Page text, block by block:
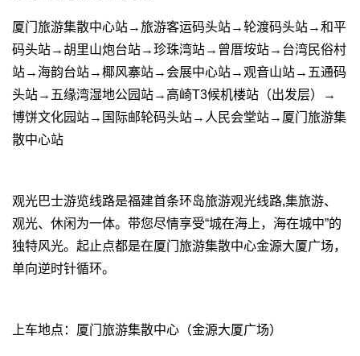
厦门旅游集散中心站→旅游客运码头站→轮渡码头站→和平
码头站→胡里山炮台站→珍珠湾站→曾厝垵站→台湾民俗村
站→海韵台站→椰风寨站→会展中心站→观音山站→五通码
头站→五缘湾湿地公园站→高崎T3候机楼站（出发层）→
博饼文化园站→国际邮轮码头站→人民会堂站→厦门旅游集
散中心站
观光巴士游览线路是福建首条环岛旅游观光线路,集旅游、
观光、休闲为一体。带您尽情享受“城在海上，海在城中”的
独特风光。起止点都是在厦门旅游集散中心金源大厦广场，
单向逆时针循环。
上车地点：厦门旅游集散中心（金源大厦广场）